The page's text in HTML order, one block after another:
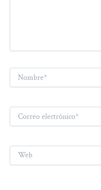
Nombre*
Correo
electrónico*
Web